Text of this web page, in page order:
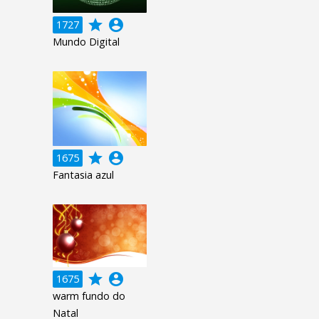
1727 grade account_circle
Mundo Digital
1675 grade account_circle
Fantasia azul
1675 grade account_circle
warm fundo do
Natal